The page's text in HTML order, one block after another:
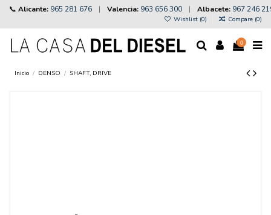
📞 Alicante: 965 281 676 | Valencia: 963 656 300 | Albacete: 967 246
Wishlist (0) Compare (0)
0
Inicio DENSO SHAFT, DRIVE